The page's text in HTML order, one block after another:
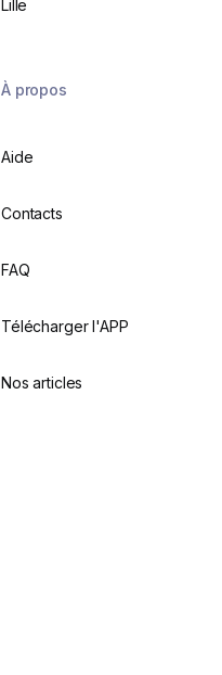
Lille
À propos
Aide
Contacts
FAQ
Télécharger l'APP
Nos articles